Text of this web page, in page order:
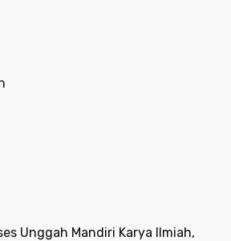
Unggah Mandiri Karya Ilmiah,